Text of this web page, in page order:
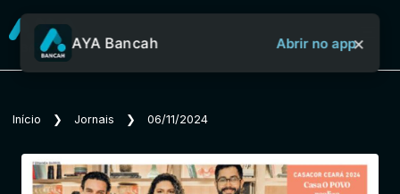
Sobre o Aya Bancah
Início
AYA Bancah Abrir no app×
Início ❯ Jornais ❯ 06/11/2024